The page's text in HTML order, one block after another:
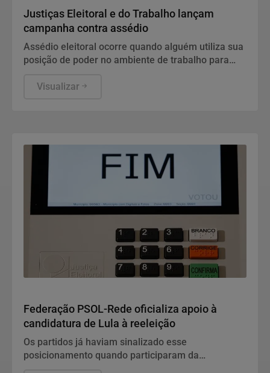
Justiças Eleitoral e do Trabalho lançam
campanha contra assédio
Assédio eleitoral ocorre quando alguém utiliza sua
posição de poder no ambiente de trabalho para
trabalhadores a votar, deixar de votar ou apoiar
Visualizar
Federação PSOL-Rede oficializa apoio à
candidatura de Lula à reeleição
Os partidos já haviam sinalizado esse
posicionamento quando participaram da